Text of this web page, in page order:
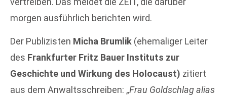
morgen ausführlich berichten wird.
Der Publizisten Micha Brumlik (ehemaliger Leiter
des Frankfurter Fritz Bauer Instituts zur
Geschichte und Wirkung des Holocaust) zitiert
aus dem Anwaltsschreiben: „Frau Goldschlag alias